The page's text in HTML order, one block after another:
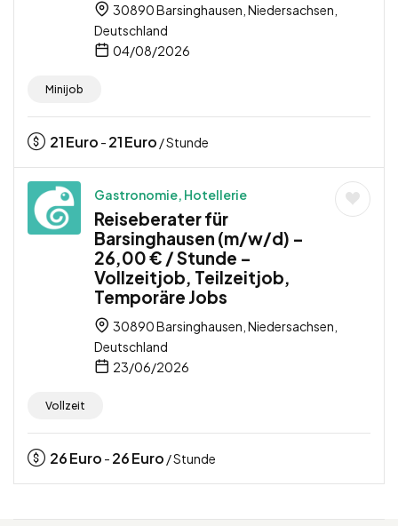
30890 Barsinghausen, Niedersachsen,
Deutschland
04/08/2026
Minijob
21Euro - 21Euro / Stunde
Gastronomie, Hotellerie
Reiseberater für
Barsinghausen (m/w/d) –
26,00 € / Stunde –
Vollzeitjob, Teilzeitjob,
Temporäre Jobs
30890 Barsinghausen, Niedersachsen,
Deutschland
23/06/2026
Vollzeit
26Euro - 26Euro / Stunde